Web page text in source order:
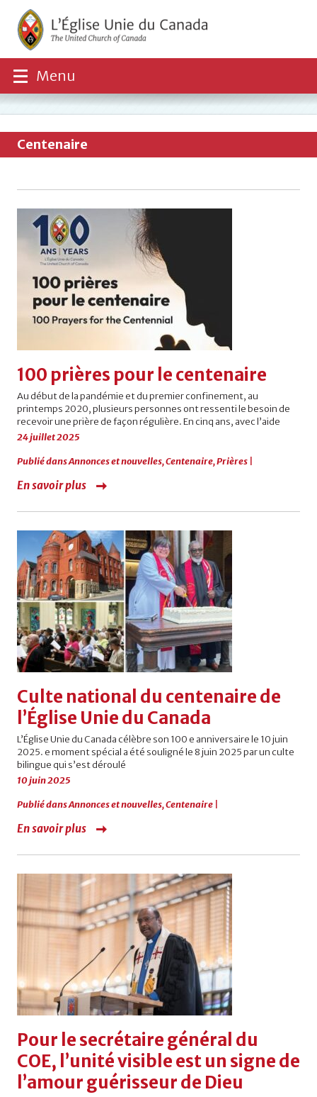
Menu
Centenaire
100 prières pour le centenaire
Au début de la pandémie et du premier confinement, au
printemps 2020, plusieurs personnes ont ressenti le besoin de
recevoir une prière de façon régulière. En cinq ans, avec l’aide
24 juillet 2025
Publié dansAnnonces et nouvelles,Centenaire,Prières
En savoir plus
Culte national du centenaire de
l’Église Unie du Canada
L’Église Unie du Canada célèbre son 100 e anniversaire le 10 juin
2025. e moment spécial a été souligné le 8 juin 2025 par un culte
bilingue qui s’est déroulé
10 juin 2025
Publié dansAnnonces et nouvelles,Centenaire
En savoir plus
Pour le secrétaire général du
COE, l’unité visible est un signe de
l’amour guérisseur de Dieu